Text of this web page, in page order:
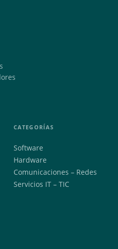
CATEGORÍAS
Software
Hardware
Comunicaciones – Redes
Servicios IT – TIC